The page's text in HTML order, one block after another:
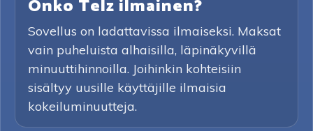
Onko Telz ilmainen?
Sovellus on ladattavissa ilmaiseksi. Maksat
vain puheluista alhaisilla, läpinäkyvillä
minuuttihinnoilla. Joihinkin kohteisiin
sisältyy uusille käyttäjille ilmaisia
kokeiluminuutteja.